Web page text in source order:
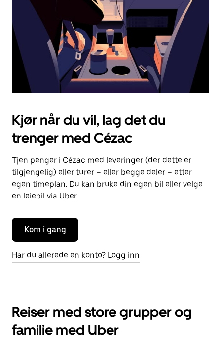
kalenderen.
Kjør når du vil, lag det du
trenger med Cézac
Tjen penger i Cézac med leveringer (der dette er
tilgjengelig) eller turer – eller begge deler – etter
egen timeplan. Du kan bruke din egen bil eller velge
en leiebil via Uber.
Kom i gang
Har du allerede en konto? Logg inn
Reiser med store grupper og
familie med Uber